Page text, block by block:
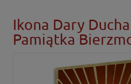
Ikona Dary
Pamiątka